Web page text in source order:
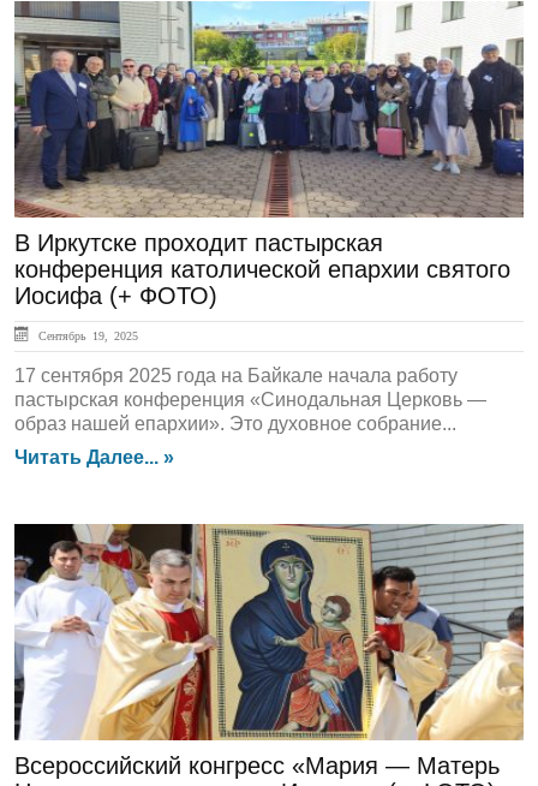
ГЛАВНАЯ
В Иркутске проходит пастырская
конференция католической епархии святого
Иосифа (+ ФОТО)
Сентябрь 19, 2025
17 сентября 2025 года на Байкале начала работу
пастырская конференция «Синодальная Церковь —
образ нашей епархии». Это духовное собрание...
Читать Далее... »
ГЛАВНАЯ
Всероссийский конгресс «Мария — Матерь